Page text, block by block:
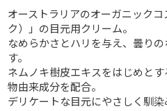
オーストラリアのオーガニック
ク）」の目元用クリーム。
なめらかさとハリを与え、曇り
す。
ネムノキ樹皮エキスをはじめと
物由来成分を配合。
デリケートな目元にやさしく馴染